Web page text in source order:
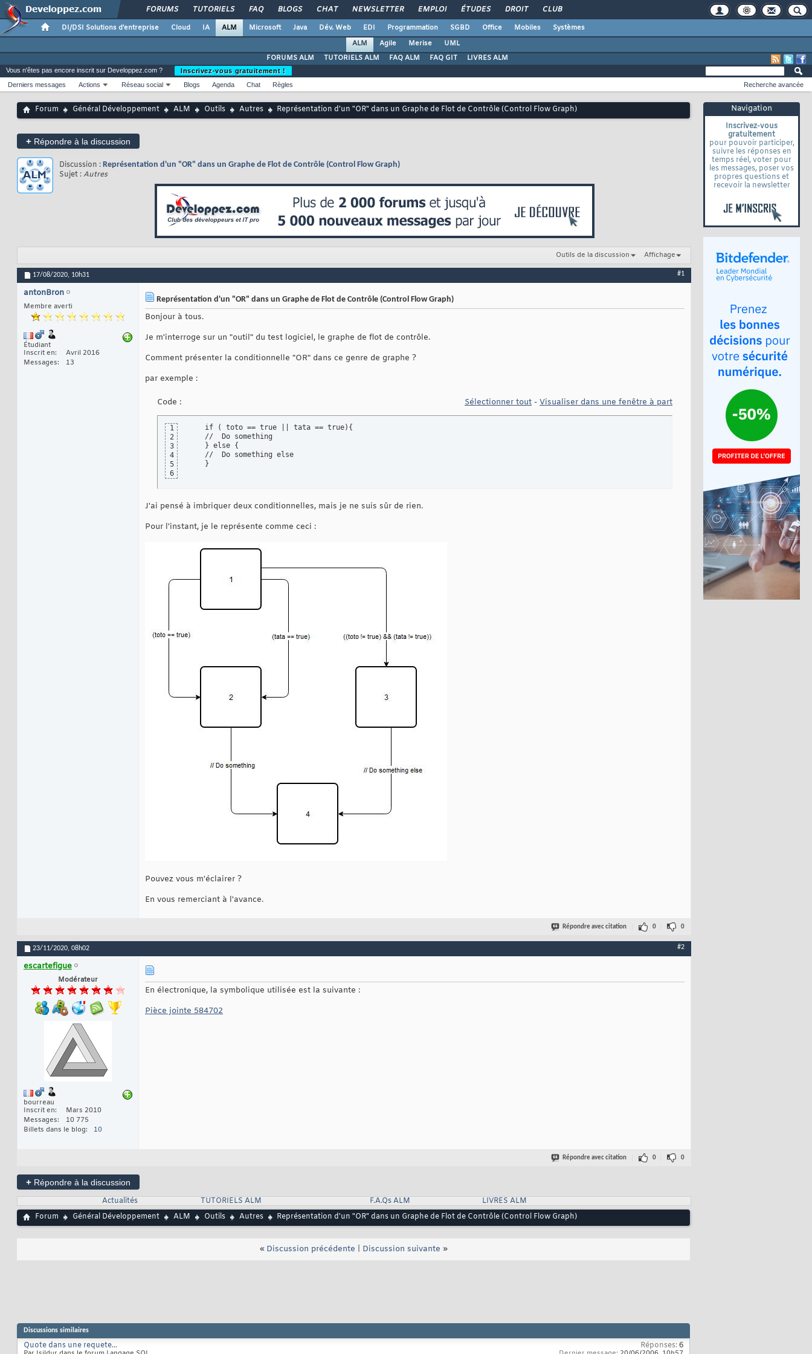
FORUMS TUTORIELS FAQ BLOGS CHAT NEWSLETTER EMPLOI ÉTUDES DROIT CLUB
DI/DSI Solutions d'entreprise Cloud IA ALM Microsoft Java Dév. Web EDI Programmation SGBD Office Mobiles
Systèmes
ALM
Agile Merise
UML
FORUMS ALM
TUTORIELS ALM FAQ ALM FAQ GIT LIVRES ALM
Navigation
Inscrivez-vous
gratuitement
pour pouvoir participer,
suivre les réponses en
temps réel, voter pour
les messages, poser vos
propres questions et
recevoir la newsletter
Vous n'êtes pas encore inscrit sur Developpez.com ?
Inscrivez-vous gratuitement !
Derniers messages
Actions Réseau social Blogs Agenda Chat Règles Recherche avancée
Forum Général Développement ALM Outils Autres Représentation d'un "OR" dans un Graphe de Flot de Contrôle (Control Flow Graph)
+ Répondre à la discussion
Discussion : Représentation d'un "OR" dans un Graphe de Flot de Contrôle (Control Flow Graph)
Sujet :Autres
Outils de la discussion Affichage
17/08/2020, 10h31 #1
antonBron
Membre averti
Étudiant
Inscrit en
Avril 2016
Messages
13
Représentation d'un "OR" dans un Graphe de Flot de Contrôle (Control Flow Graph)
Bonjour à tous.
Je m'interroge sur un "outil" du test logiciel, le graphe de flot de contrôle.
Comment présenter la conditionnelle "OR" dans ce genre de graphe ?
par exemple :
Code : Sélectionner tout - Visualiser dans une fenêtre à part
1
2
3
4
5
6
    if ( toto == true || tata == true){
    //  Do something
    } else {
    //  Do something else
    }
J'ai pensé à imbriquer deux conditionnelles, mais je ne suis sûr de rien.
Pour l'instant, je le représente comme ceci :
Pouvez vous m'éclairer ?
En vous remerciant à l'avance.
Répondre avec citation 0 0
23/11/2020, 08h02 #2
escartefigue
Modérateur
bourreau
Inscrit en
Mars 2010
Messages
10 775
Billets dans le blog
10
En électronique, la symbolique utilisée est la suivante :
Pièce jointe 584702
Répondre avec citation 0 0
+ Répondre à la discussion
Actualités
TUTORIELS ALM F.A.Qs ALM
LIVRES ALM
Forum
Général Développement ALM Outils Autres Représentation d'un "OR" dans un Graphe de Flot de Contrôle (Control Flow Graph)
« Discussion précédente Discussion suivante »
Discussions similaires
Quote dans une requete... Réponses:6